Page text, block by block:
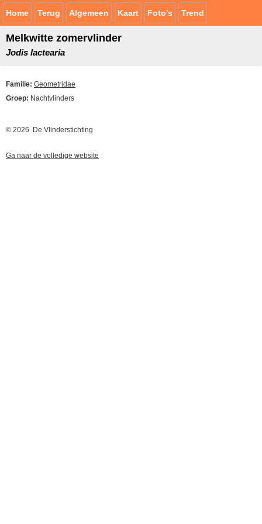
Home Terug Algemeen Kaart Foto's Trend
Melkwitte zomervlinder
Jodis lactearia
Familie: Geometridae
Groep: Nachtvlinders
© 2026 De Vlinderstichting
Ga naar de volledige website